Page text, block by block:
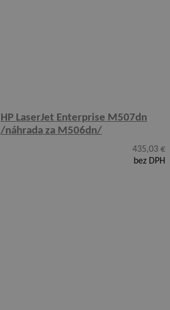
HP LaserJet Enterprise M507dn
/náhrada za M506dn/
435,03 €
bez DPH